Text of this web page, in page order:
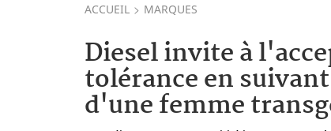
ACCUEIL MARQUES
Diesel invite à
tolérance en
d'une femme